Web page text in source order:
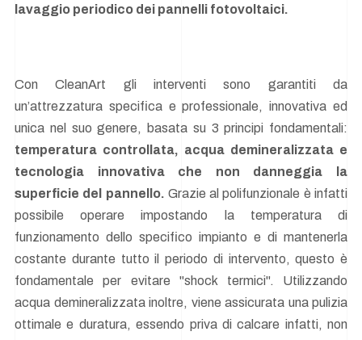
lavaggio periodico dei pannelli fotovoltaici.
Con CleanArt gli interventi sono garantiti da
un’attrezzatura specifica e professionale, innovativa ed
unica nel suo genere, basata su 3 principi fondamentali:
temperatura controllata, acqua demineralizzata e
tecnologia innovativa che non danneggia la
superficie del pannello. Grazie al polifunzionale è infatti
possibile operare impostando la temperatura di
funzionamento dello specifico impianto e di mantenerla
costante durante tutto il periodo di intervento, questo è
fondamentale per evitare "shock termici". Utilizzando
acqua demineralizzata inoltre, viene assicurata una pulizia
ottimale e duratura, essendo priva di calcare infatti, non